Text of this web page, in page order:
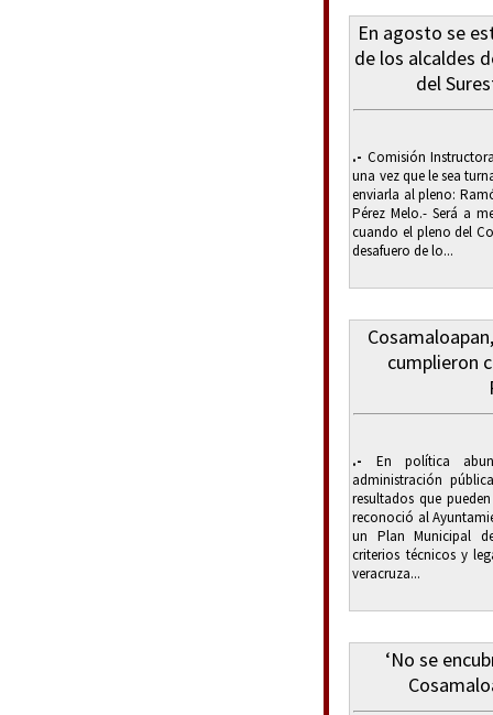
En agosto se
de los alcaldes
del
.- Comisión
una vez que le sea
enviarla al pleno:
Pérez Melo.- Será a
cuando el pleno del
desafuero de lo...
cumplieron
.- En política
administración
resultados que
reconoció al
un Plan Municipal
criterios técnicos y
veracruza...
‘No se